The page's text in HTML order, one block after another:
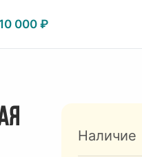
10 000 ₽
Наличие